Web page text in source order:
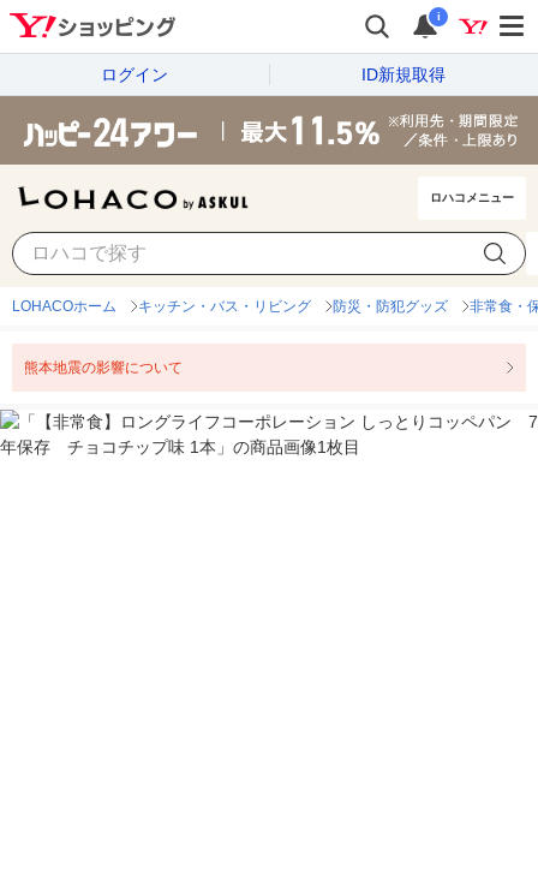
i
ログイン ID新規取得
ロハコメニュー
LOHACOホーム キッチン・バス・リビング 防災・防犯グッズ 非常食・
熊本地震の影響について